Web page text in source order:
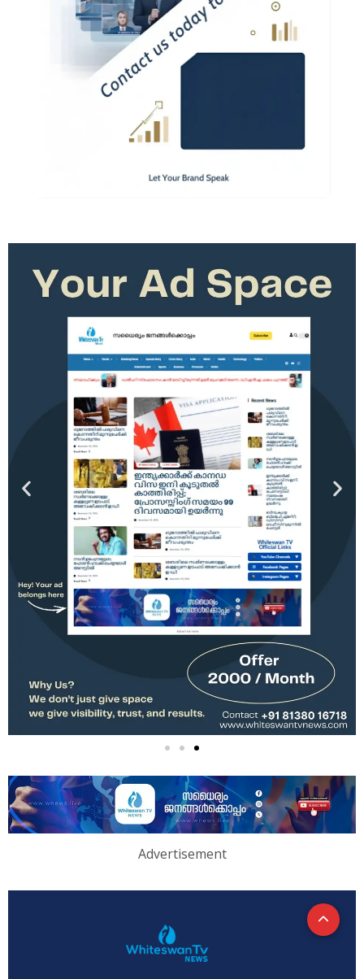
Advertisement